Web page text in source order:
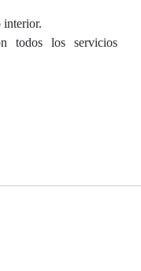
interior.
todos los servicios